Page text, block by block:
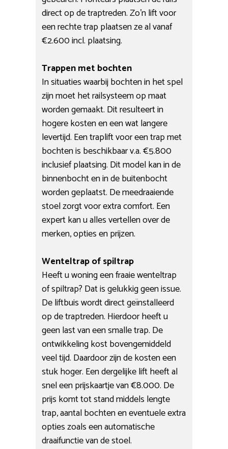
direct op de traptreden. Zo’n lift voor
een rechte trap plaatsen ze al vanaf
€2.600 incl. plaatsing.
Trappen met bochten
In situaties waarbij bochten in het spel
zijn moet het railsysteem op maat
worden gemaakt. Dit resulteert in
hogere kosten en een wat langere
levertijd. Een traplift voor een trap met
bochten is beschikbaar v.a. €5.800
inclusief plaatsing. Dit model kan in de
binnenbocht en in de buitenbocht
worden geplaatst. De meedraaiende
stoel zorgt voor extra comfort. Een
expert kan u alles vertellen over de
merken, opties en prijzen.
Wenteltrap of spiltrap
Heeft u woning een fraaie wenteltrap
of spiltrap? Dat is gelukkig geen issue.
De liftbuis wordt direct geïnstalleerd
op de traptreden. Hierdoor heeft u
geen last van een smalle trap. De
ontwikkeling kost bovengemiddeld
veel tijd. Daardoor zijn de kosten een
stuk hoger. Een dergelijke lift heeft al
snel een prijskaartje van €8.000. De
prijs komt tot stand middels lengte
trap, aantal bochten en eventuele extra
opties zoals een automatische
draaifunctie van de stoel.